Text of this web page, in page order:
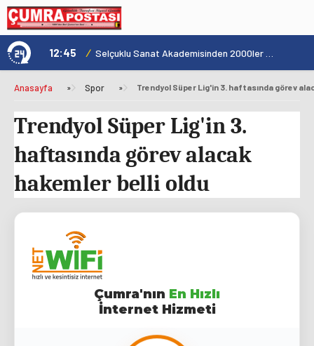
Şehrin Kalbinde Yolculukla Konya Mirası Tanıtıldı 12:45 /
Anasayfa » Spor » Trendyol Süper Lig'in 3. haftasında görev
Trendyol Süper Lig'in 3.
haftasında görev alacak
hakemler belli oldu
Çumra'nın En Hızlı
İnternet Hizmeti